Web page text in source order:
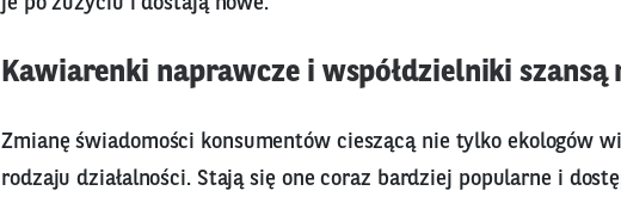
Kawiarenki naprawcze i współdzielniki szansą
Zmianę świadomości konsumentów cieszącą nie tylko ekologów
rodzaju działalności. Stają się one coraz bardziej popularne i